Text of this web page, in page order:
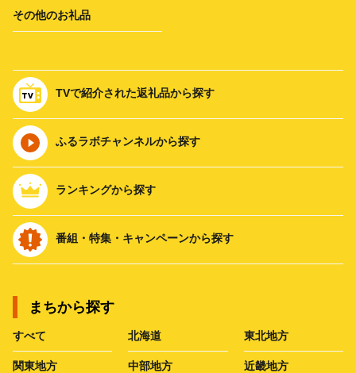
その他のお礼品
TVで紹介された返礼品から探す
ふるラボチャンネルから探す
ランキングから探す
番組・特集・キャンペーンから探す
まちから探す
すべて 北海道 東北地方
関東地方 中部地方 近畿地方